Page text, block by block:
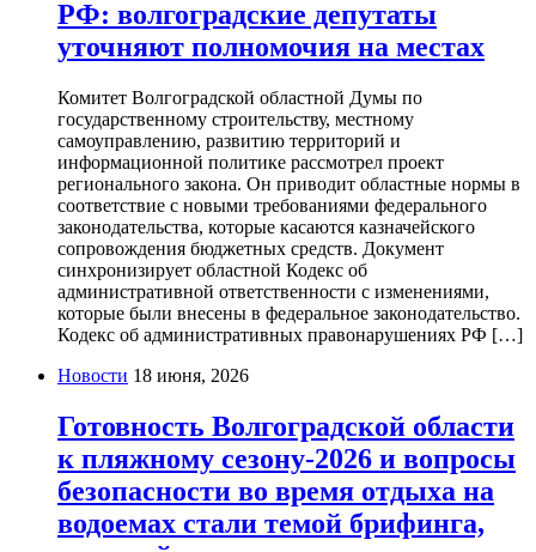
РФ: волгоградские депутаты
уточняют полномочия на местах
Комитет Волгоградской областной Думы по
государственному строительству, местному
самоуправлению, развитию территорий и
информационной политике рассмотрел проект
регионального закона. Он приводит областные нормы в
соответствие с новыми требованиями федерального
законодательства, которые касаются казначейского
сопровождения бюджетных средств. Документ
синхронизирует областной Кодекс об
административной ответственности с изменениями,
которые были внесены в федеральное законодательство.
Кодекс об административных правонарушениях РФ […]
Новости 18 июня, 2026
Готовность Волгоградской области
к пляжному сезону-2026 и вопросы
безопасности во время отдыха на
водоемах стали темой брифинга,